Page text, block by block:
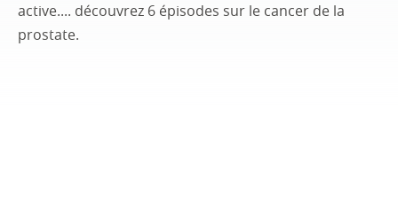
active.... découvrez 6 épisodes sur le cancer de la
prostate.